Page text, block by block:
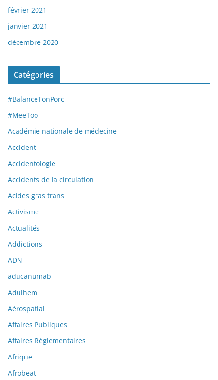
février 2021
janvier 2021
décembre 2020
Catégories
#BalanceTonPorc
#MeeToo
Académie nationale de médecine
Accident
Accidentologie
Accidents de la circulation
Acides gras trans
Activisme
Actualités
Addictions
ADN
aducanumab
Adulhem
Aérospatial
Affaires Publiques
Affaires Réglementaires
Afrique
Afrobeat